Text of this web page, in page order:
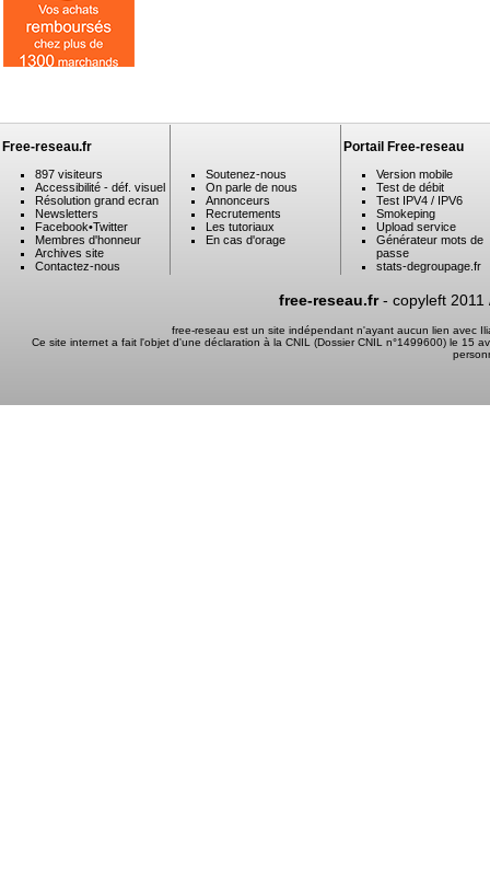
Free-reseau.fr
897 visiteurs
Accessibilité - déf. visuel
Résolution grand ecran
Newsletters
Facebook•Twitter
Membres d'honneur
Archives site
Contactez-nous
Soutenez-nous
On parle de nous
Annonceurs
Recrutements
Les tutoriaux
En cas d'orage
Portail Free-reseau
Version mobile
Test de débit
Test IPV4 / IPV6
Smokeping
Upload service
Générateur mots de
passe
stats-degroupage.fr
free-reseau.fr- copyleft 2011
free-reseau est un site indépendant n'ayant aucun lien avec
Ce site internet a fait l'objet d'une déclaration à la CNIL (Dossier CNIL n°1499600) le 15